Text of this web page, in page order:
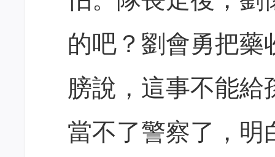
的吧？劉會勇把藥
膀說，這事不能給
當不了警察了，明